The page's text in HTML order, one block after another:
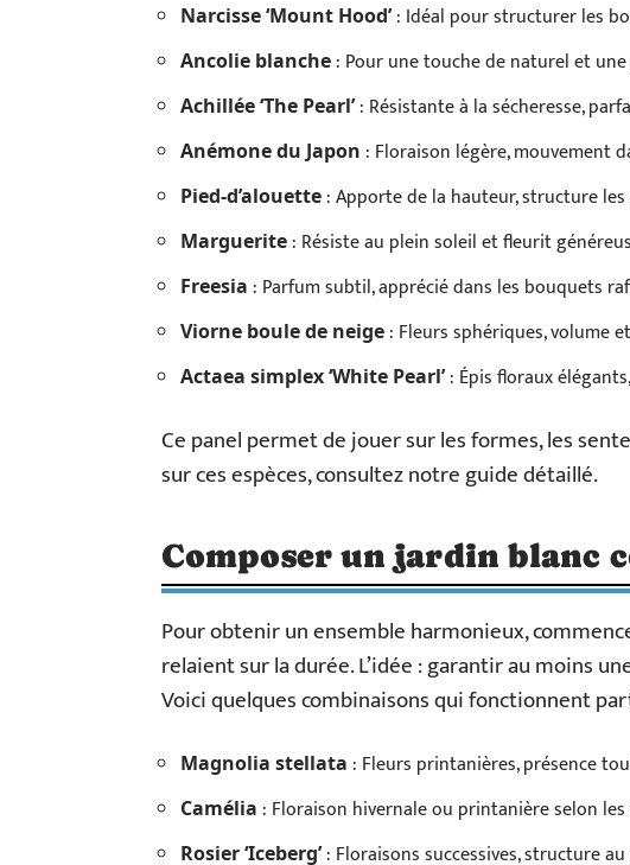
Narcisse ‘Mount Hood’: Idéal pour structurer les
Ancolie blanche : Pour une touche de naturel et
Achillée ‘The Pearl’: Résistante à la sécheresse,
Anémone du Japon : Floraison légère, mouvement
Pied-d’alouette : Apporte de la hauteur, structure
Marguerite : Résiste au plein soleil et fleurit
Freesia : Parfum subtil, apprécié dans les bouquets
Viorne boule de neige : Fleurs sphériques, volume
Actaea simplex ‘White Pearl’: Épis floraux
Ce panel permet de jouer sur les formes, les
sur ces espèces, consultez notre guide détaillé.
Composer un jardin blanc
Pour obtenir un ensemble harmonieux,
relaient sur la durée. L’idée : garantir au moins
Voici quelques combinaisons qui fonctionnent
Magnolia stellata : Fleurs printanières, présence
Camélia : Floraison hivernale ou printanière selon
Rosier ‘Iceberg’: Floraisons successives, structure au